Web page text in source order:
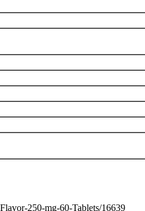
250-mg-60-Tablets/16639